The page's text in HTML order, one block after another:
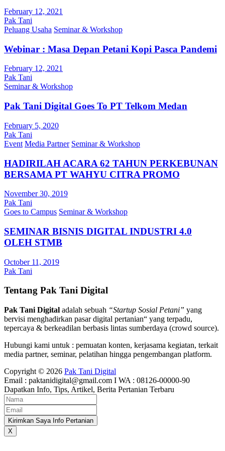
February 12, 2021
Pak Tani
Peluang Usaha Seminar & Workshop
Webinar : Masa Depan Petani Kopi Pasca Pandemi
February 12, 2021
Pak Tani
Seminar & Workshop
Pak Tani Digital Goes To PT Telkom Medan
February 5, 2020
Pak Tani
Event Media Partner Seminar & Workshop
HADIRILAH ACARA 62 TAHUN PERKEBUNAN
BERSAMA PT WAHYU CITRA PROMO
November 30, 2019
Pak Tani
Goes to Campus Seminar & Workshop
SEMINAR BISNIS DIGITAL INDUSTRI 4.0
OLEH STMB
October 11, 2019
Pak Tani
Tentang Pak Tani Digital
Pak Tani Digital adalah sebuah “Startup Sosial Petani” yang
bervisi menghadirkan pasar digital pertanian“ yang terpadu,
tepercaya & berkeadilan berbasis lintas sumberdaya (crowd source).
Hubungi kami untuk : pemuatan konten, kerjasama kegiatan, terkait
media partner, seminar, pelatihan hingga pengembangan platform.
Copyright © 2026 Pak Tani Digital
Email : paktanidigital@gmail.com I WA : 08126-00000-90
Dapatkan Info, Tips, Artikel, Berita Pertanian Terbaru
Kirimkan Saya Info Pertanian
X